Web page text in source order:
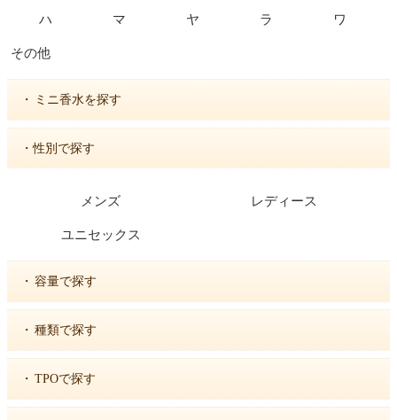
ハ マ ヤ ラ ワ
その他
・ ミニ香水を探す
・性別で探す
メンズ レディース
ユニセックス
・ 容量で探す
・ 種類で探す
・ TPOで探す